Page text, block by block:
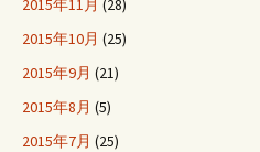
2015年11月 (28)
2015年10月 (25)
2015年9月 (21)
2015年8月 (5)
2015年7月 (25)